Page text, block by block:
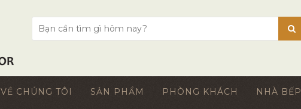
VỀ CHÚNG TÔI SẢN PHẨM PHÒNG KHÁCH NHÀ BẾP